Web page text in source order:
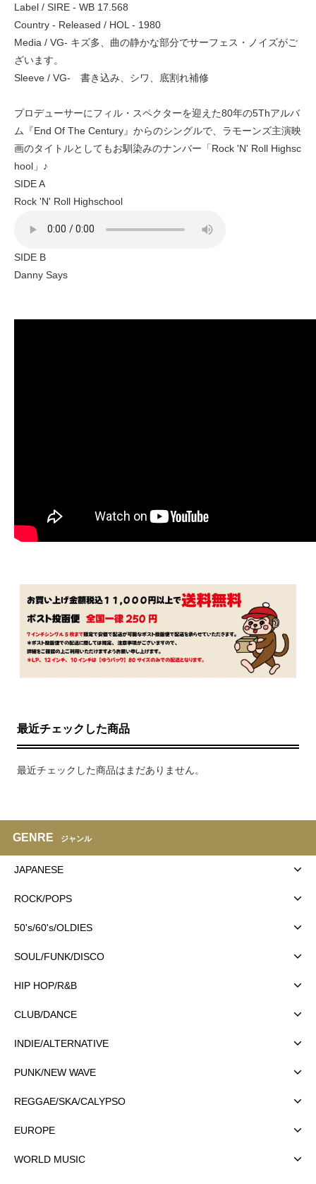
Label / SIRE - WB 17.568
Country - Released / HOL - 1980
Media / VG- キズ多、曲の静かな部分でサーフェス・ノイズがご
ざいます。
Sleeve / VG- 書き込み、シワ、底割れ補修
プロデューサーにフィル・スペクターを迎えた80年の5Thアルバ
ム『End Of The Century』からのシングルで、ラモーンズ主演映
画のタイトルとしてもお馴染みのナンバー「Rock 'N' Roll Highsc
hool」♪
SIDE A
Rock 'N' Roll Highschool
SIDE B
Danny Says
最近チェックした商品
最近チェックした商品はまだありません。
GENRE ジャンル
JAPANESE
ROCK/POPS
50's/60's/OLDIES
SOUL/FUNK/DISCO
HIP HOP/R&B
CLUB/DANCE
INDIE/ALTERNATIVE
PUNK/NEW WAVE
REGGAE/SKA/CALYPSO
EUROPE
WORLD MUSIC